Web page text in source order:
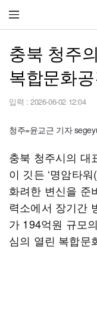
충북 청주
복합문화공
입력 : 2026-06-02 12:04
청주=윤교근 기자
충북 청주시의 대
이 깃든 ‘명암타
화려한 변신을 준
력소에서 장기간
가 194억원 규모
심의 열린 복합문